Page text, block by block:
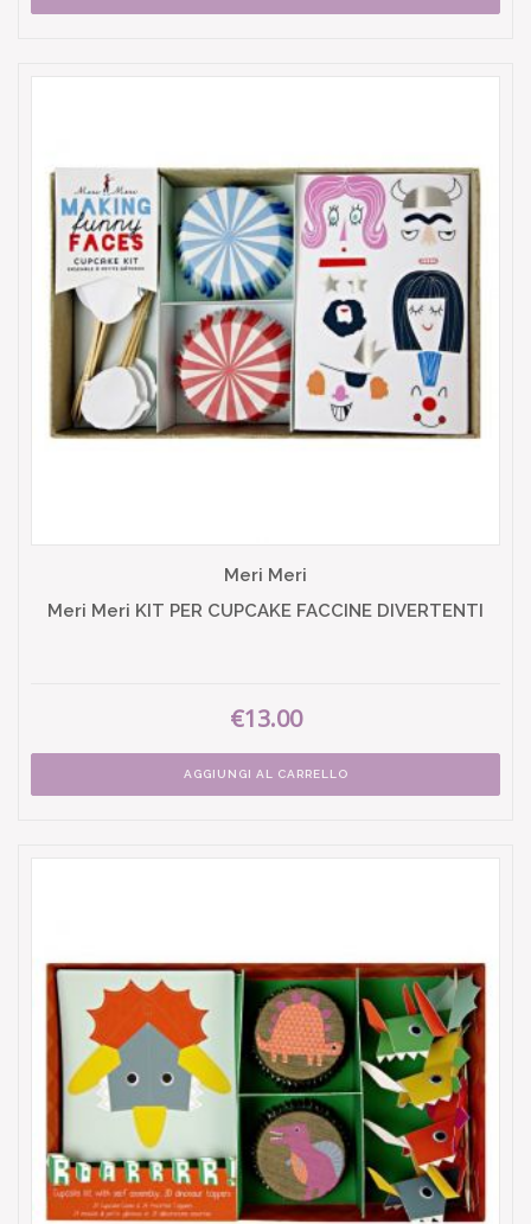
Meri Meri
Meri Meri KIT PER CUPCAKE FACCINE DIVERTENTI
€13.00
AGGIUNGI AL CARRELLO